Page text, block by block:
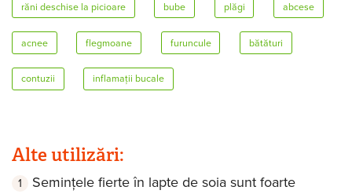
răni deschise la picioare bube plăgi abcese
acnee flegmoane furuncule bătături
contuzii inflamații bucale
Alte utilizări:
Semințele fierte în lapte de soia sunt foarte